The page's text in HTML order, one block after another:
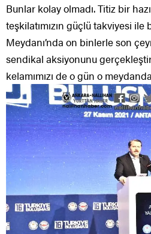
Bunlar kolay olmadı. Titiz bir
teşkilatımızın güçlü takviyesi ile
Meydanı’nda on binlerle son
sendikal aksiyonunu
kelamımızı de o gün o